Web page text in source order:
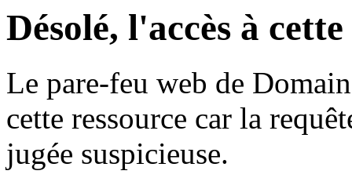
Désolé, l'accès à
Le pare-feu web de
cette ressource car la
jugée suspicieuse.